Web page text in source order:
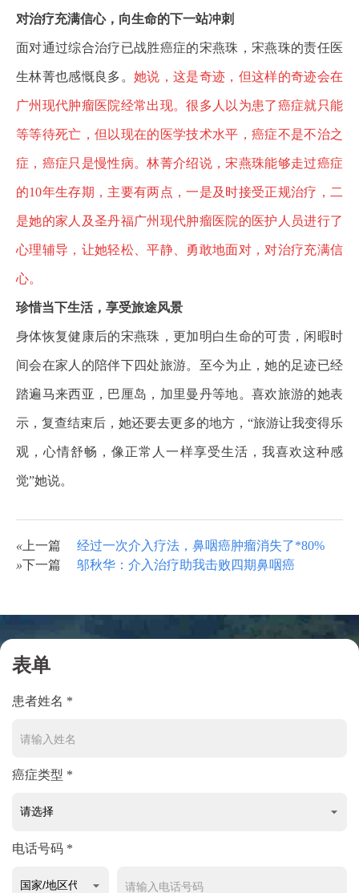
对治疗充满信心，向生命的下一站冲刺
面对通过综合治疗已战胜癌症的宋燕珠，宋燕珠的责任医
生林菁也感慨良多。 她说，这是奇迹，但这样的奇迹会在
广州现代肿瘤医院经常出现。很多人以为患了癌症就只能
等等待死亡，但以现在的医学技术水平，癌症不是不治之
症，癌症只是慢性病。林菁介绍说，宋燕珠能够走过癌症
的10年生存期，主要有两点，一是及时接受正规治疗，二
是她的家人及圣丹福广州现代肿瘤医院的医护人员进行了
心理辅导，让她轻松、平静、勇敢地面对，对治疗充满信
心。
珍惜当下生活，享受旅途风景
身体恢复健康后的宋燕珠，更加明白生命的可贵，闲暇时
间会在家人的陪伴下四处旅游。至今为止，她的足迹已经
踏遍马来西亚，巴厘岛，加里曼丹等地。喜欢旅游的她表
示，复查结束后，她还要去更多的地方，“旅游让我变得乐
观，心情舒畅，像正常人一样享受生活，我喜欢这种感
觉”她说。
« 上一篇
经过一次介入疗法，鼻咽癌肿瘤消失了*80%
»下一篇 邬秋华：介入治疗助我击败四期鼻咽癌
表单
患者姓名 *
癌症类型 *
电话号码 *